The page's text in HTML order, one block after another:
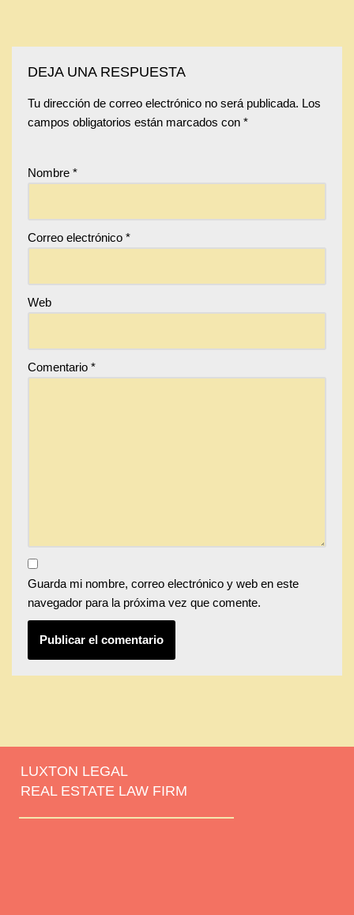
DEJA UNA RESPUESTA
Tu dirección de correo electrónico no será publicada. Los
campos obligatorios están marcados con *
Nombre *
Correo electrónico *
Web
Comentario *
Guarda mi nombre, correo electrónico y web en este
navegador para la próxima vez que comente.
LUXTON LEGAL
REAL ESTATE LAW FIRM